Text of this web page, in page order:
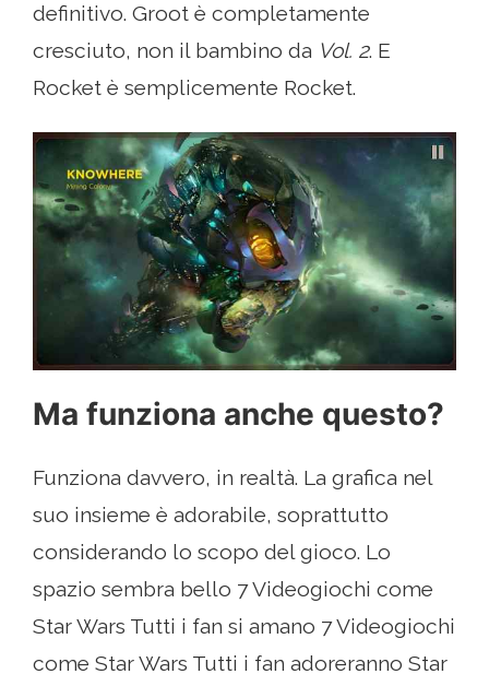
definitivo. Groot è completamente
cresciuto, non il bambino da Vol. 2. E
Rocket è semplicemente Rocket.
Ma funziona anche questo?
Funziona davvero, in realtà. La grafica nel
suo insieme è adorabile, soprattutto
considerando lo scopo del gioco. Lo
spazio sembra bello 7 Videogiochi come
Star Wars Tutti i fan si amano 7 Videogiochi
come Star Wars Tutti i fan adoreranno Star